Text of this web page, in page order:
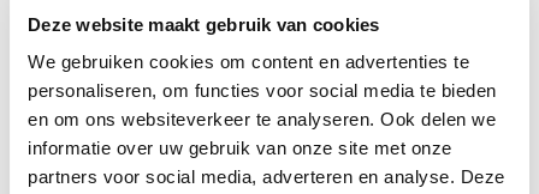
Deze website maakt gebruik van cookies
We gebruiken cookies om content en advertenties te
personaliseren, om functies voor social media te bieden
en om ons websiteverkeer te analyseren. Ook delen we
informatie over uw gebruik van onze site met onze
partners voor social media, adverteren en analyse. Deze
Daikin Stylish 4,2kW - FTXA42 in 3 verschillende
kleuren
Geschikt voor 45 M2
Energielabel A+++
Geluidsdrukniveau 19dB(A)
€3.550,00